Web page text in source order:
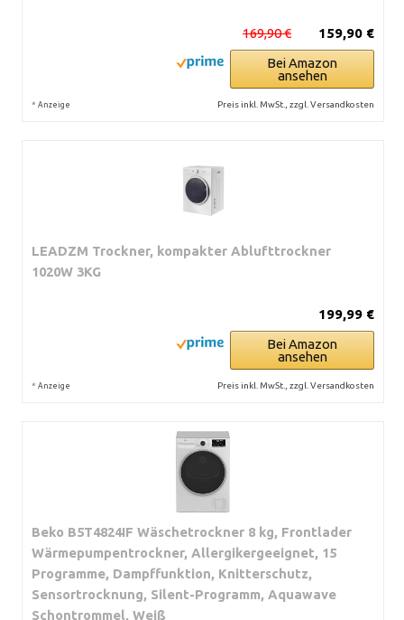
159,90 €
169,90 €
Bei Amazon
ansehen
* Anzeige Preis inkl. MwSt., zzgl. Versandkosten
LEADZM Trockner, kompakter Ablufttrockner
1020W 3KG
199,99 €
Bei Amazon
ansehen
* Anzeige Preis inkl. MwSt., zzgl. Versandkosten
Beko B5T4824IF Wäschetrockner 8 kg, Frontlader
Wärmepumpentrockner, Allergikergeeignet, 15
Programme, Dampffunktion, Knitterschutz,
Sensortrocknung, Silent-Programm, Aquawave
Schontrommel, Weiß